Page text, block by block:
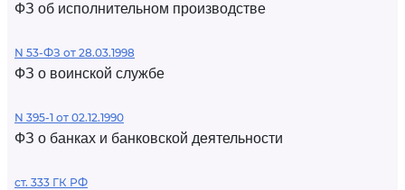
ФЗ об исполнительном производстве
N 53-ФЗ от 28.03.1998
ФЗ о воинской службе
N 395-1 от 02.12.1990
ФЗ о банках и банковской деятельности
ст. 333 ГК РФ